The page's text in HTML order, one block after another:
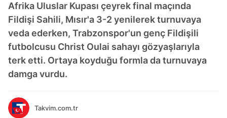
Afrika Uluslar Kupası çeyrek final maçında
Fildişi Sahili, Mısır'a 3-2 yenilerek turnuvaya
veda ederken, Trabzonspor'un genç Fildişili
futbolcusu Christ Oulai sahayı gözyaşlarıyla
terk etti. Ortaya koyduğu formla da turnuvaya
damga vurdu.
Takvim.com.tr